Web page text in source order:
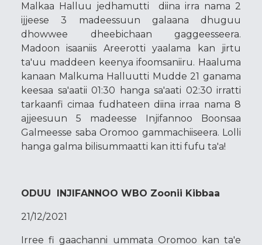
Malkaa Halluu jedhamutti diina irra nama 2
ijjeese 3 madeessuun galaana dhuguu
dhowwee dheebichaan gaggeesseera.
Madoon isaaniis Areerotti yaalama kan jirtu
ta'uu maddeen keenya ifoomsaniiru. Haaluma
kanaan Malkuma Halluutti Mudde 21 ganama
keesaa sa'aatii 01:30 hanga sa'aati 02:30 irratti
tarkaanfi cimaa fudhateen diina irraa nama 8
ajjeesuun 5 madeesse Injifannoo Boonsaa
Galmeesse saba Oromoo gammachiiseera. Lolli
hanga galma bilisummaatti kan itti fufu ta'a!
ODUU INJIFANNOO WBO Zoonii Kibbaa
21/12/2021
Irree fi gaachanni ummata Oromoo kan ta'e